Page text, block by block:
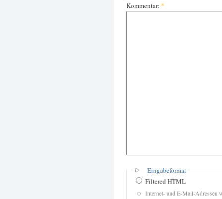
Kommentar: *
Eingabeformat
Filtered HTML
Internet- und E-Mail-Adressen